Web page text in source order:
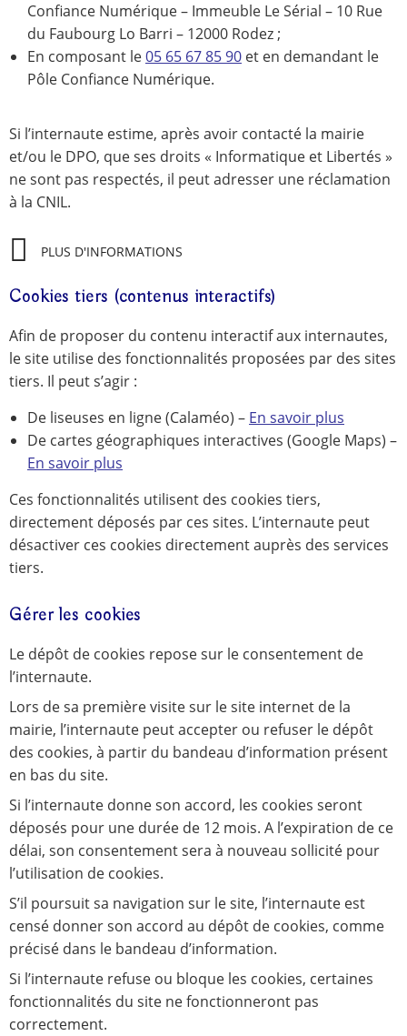
Confiance Numérique – Immeuble Le Sérial – 10 Rue
du Faubourg Lo Barri – 12000 Rodez ;
En composant le05 65 67 85 90 et en demandant le
Pôle Confiance Numérique.
Si l’internaute estime, après avoir contacté la mairie
et/ou le DPO, que ses droits « Informatique et Libertés »
ne sont pas respectés, il peut adresser une réclamation
à la CNIL.
PLUS D'INFORMATIONS
Cookies tiers (contenus interactifs)
Afin de proposer du contenu interactif aux internautes,
le site utilise des fonctionnalités proposées par des sites
tiers. Il peut s’agir :
De liseuses en ligne (Calaméo) – En savoir plus
De cartes géographiques interactives (Google Maps) –
En savoir plus
Ces fonctionnalités utilisent des cookies tiers,
directement déposés par ces sites. L’internaute peut
désactiver ces cookies directement auprès des services
tiers.
Gérer les cookies
Le dépôt de cookies repose sur le consentement de
l’internaute.
Lors de sa première visite sur le site internet de la
mairie, l’internaute peut accepter ou refuser le dépôt
des cookies, à partir du bandeau d’information présent
en bas du site.
Si l’internaute donne son accord, les cookies seront
déposés pour une durée de 12 mois. A l’expiration de ce
délai, son consentement sera à nouveau sollicité pour
l’utilisation de cookies.
S’il poursuit sa navigation sur le site, l’internaute est
censé donner son accord au dépôt de cookies, comme
précisé dans le bandeau d’information.
Si l’internaute refuse ou bloque les cookies, certaines
fonctionnalités du site ne fonctionneront pas
correctement.